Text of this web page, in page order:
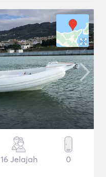
16 Jelajah 0